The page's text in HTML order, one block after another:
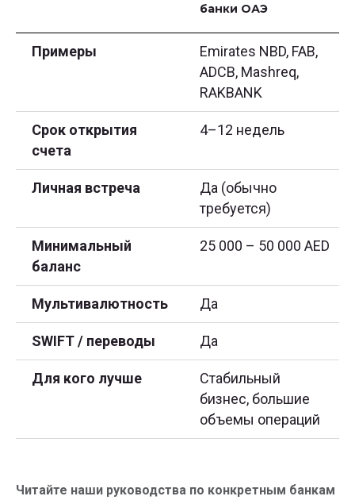
банки ОАЭ
Примеры
Emirates NBD, FAB,
ADCB, Mashreq,
RAKBANK
Срок открытия
счета
4–12 недель
Личная встреча
Да (обычно
требуется)
Минимальный
баланс
25 000 – 50 000 AED
Мультивалютность Да
SWIFT / переводы Да
Для кого лучше
Стабильный
бизнес, большие
объемы операций
Читайте наши руководства по конкретным банкам